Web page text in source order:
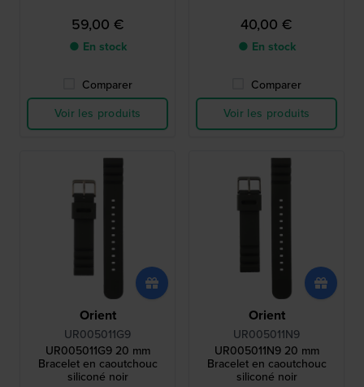
59,00 €
● En stock
Comparer
Voir les produits
40,00 €
● En stock
Comparer
Voir les produits
Orient
UR005011G9
UR005011G9 20 mm
Bracelet en caoutchouc
siliconé noir
Orient
UR005011N9
UR005011N9 20 mm
Bracelet en caoutchouc
siliconé noir